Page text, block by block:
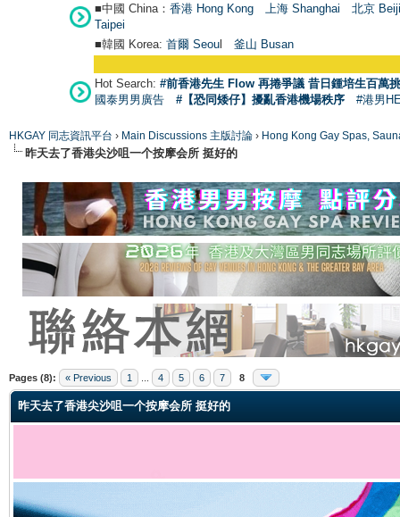
■中國 China： 香港 Hong Kong 上海 Shanghai
北京
Taipei
■韓國 Korea: 首爾 Seoul 釜山 Busan
Hot Search: #前香港先生 Flow 再捲爭議 昔日鍾培生百萬
國泰男男廣告
#【恐同矮仔】擾亂香港機場秩序 #港男
HKGAY 同志資訊平台 › Main Discussions 主版討論 › Hong Kong Gay Spas,
昨天去了香港尖沙咀一个按摩会所 挺好的
Pages (8): « Previous 1 4 5 6 7 8
昨天去了香港尖沙咀一个按摩会所 挺好的